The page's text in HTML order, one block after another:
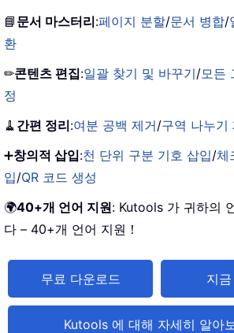
📘 문서 마스터리:페이지 분할/문서 병합/
환
✏콘텐츠 편집:일괄 찾기 및 바꾸기/모든
정
🧹 간편 정리:여분 공백 제거/구역 나누기
➕창의적 삽입:천 단위 구분 기호 삽입/체
입/QR 코드 생성
🌍40+개 언어 지원: Kutools 가 귀하의
다 – 40+개 언어 지원！
무료 다운로드 지
Kutools 에 대해 자세히 알아